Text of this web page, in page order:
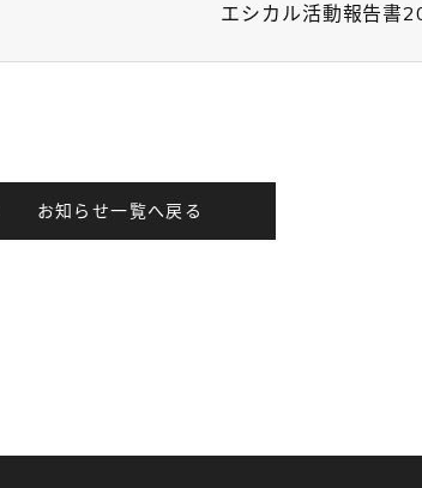
エシカル活動報告書
お知らせ一覧へ戻る